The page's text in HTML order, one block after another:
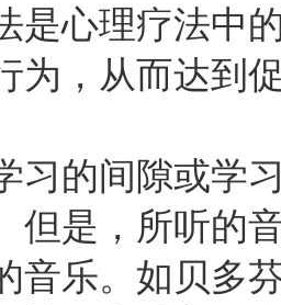
心理疗法中的
为，从而达到
的间隙或学习
但是，所听的
音乐。如贝多